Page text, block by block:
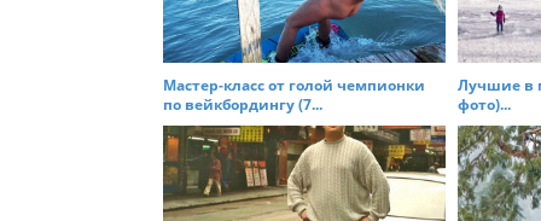
Мастер-класс от голой чемпионки
по вейкбордингу (7...
Лучшие в
фото)...